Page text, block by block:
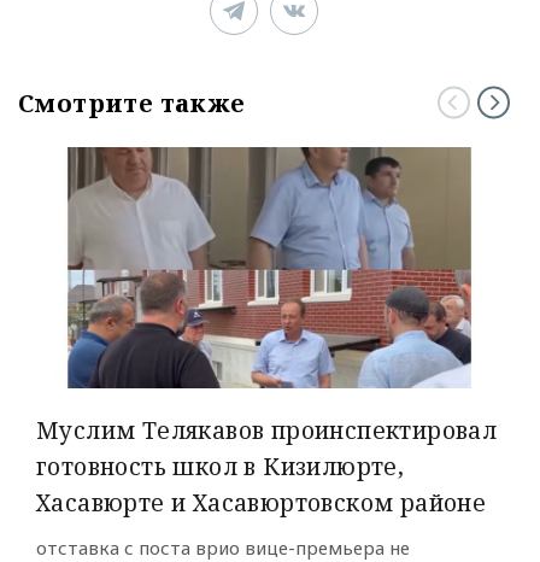
Смотрите также
Муслим Телякавов проинспектировал
готовность школ в Кизилюрте,
Хасавюрте и Хасавюртовском районе
отставка с поста врио вице-премьера не